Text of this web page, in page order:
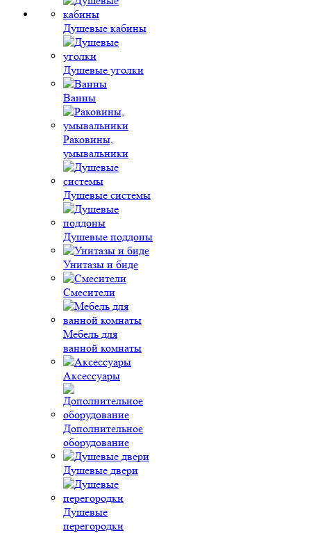
Душевые кабины
Душевые уголки
Ванны
Раковины,
умывальники
Душевые системы
Душевые поддоны
Унитазы и биде
Смесители
Мебель для
ванной комнаты
Аксессуары
Дополнительное
оборудование
Душевые двери
Душевые
перегородки